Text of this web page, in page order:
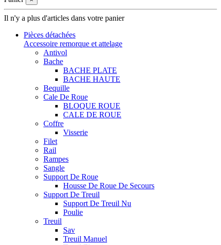
Il n'y a plus d'articles dans votre panier
Pièces détachées
Accessoire remorque et attelage
Antivol
Bache
BACHE PLATE
BACHE HAUTE
Bequille
Cale De Roue
BLOQUE ROUE
CALE DE ROUE
Coffre
Visserie
Filet
Rail
Rampes
Sangle
Support De Roue
Housse De Roue De Secours
Support De Treuil
Support De Treuil Nu
Poulie
Treuil
Sav
Treuil Manuel